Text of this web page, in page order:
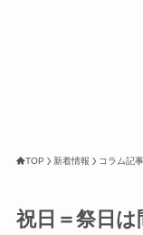
TOP 新着情報 コラム記事
祝日＝祭日